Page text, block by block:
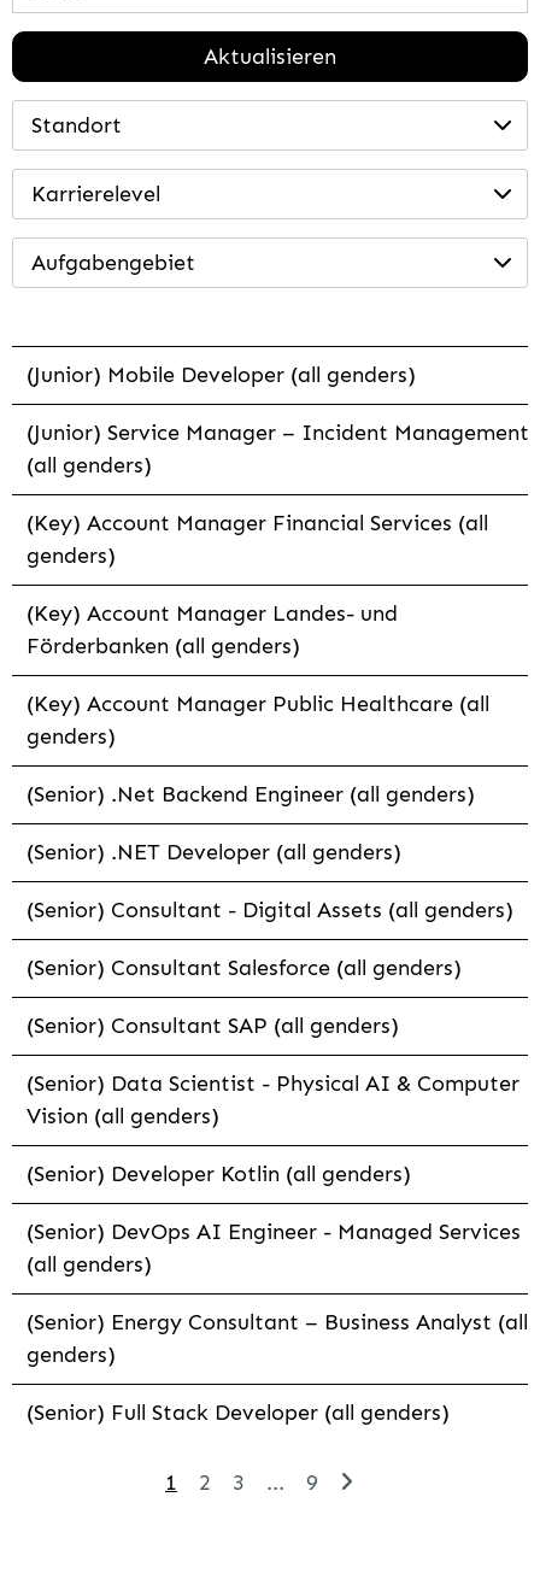
Aktualisieren
Standort
Karrierelevel
Aufgabengebiet
(Junior) Mobile Developer (all genders)
(Junior) Service Manager – Incident Management
(all genders)
(Key) Account Manager Financial Services (all
genders)
(Key) Account Manager Landes- und
Förderbanken (all genders)
(Key) Account Manager Public Healthcare (all
genders)
(Senior) .Net Backend Engineer (all genders)
(Senior) .NET Developer (all genders)
(Senior) Consultant - Digital Assets (all genders)
(Senior) Consultant Salesforce (all genders)
(Senior) Consultant SAP (all genders)
(Senior) Data Scientist - Physical AI & Computer
Vision (all genders)
(Senior) Developer Kotlin (all genders)
(Senior) DevOps AI Engineer - Managed Services
(all genders)
(Senior) Energy Consultant – Business Analyst (all
genders)
(Senior) Full Stack Developer (all genders)
1 2 3 ... 9